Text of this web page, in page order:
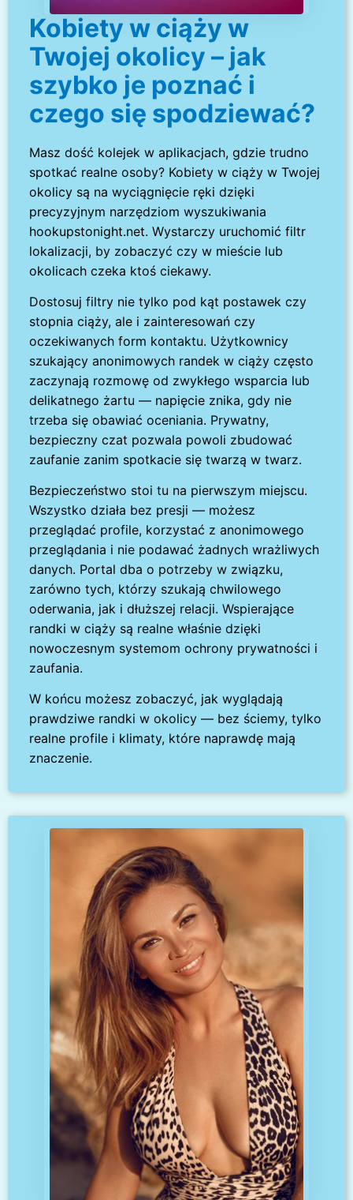
Kobiety w ciąży w
Twojej okolicy – jak
szybko je poznać i
czego się spodziewać?
Masz dość kolejek w aplikacjach, gdzie trudno
spotkać realne osoby? Kobiety w ciąży w Twojej
okolicy są na wyciągnięcie ręki dzięki
precyzyjnym narzędziom wyszukiwania
hookupstonight.net. Wystarczy uruchomić filtr
lokalizacji, by zobaczyć czy w mieście lub
okolicach czeka ktoś ciekawy.
Dostosuj filtry nie tylko pod kąt postawek czy
stopnia ciąży, ale i zainteresowań czy
oczekiwanych form kontaktu. Użytkownicy
szukający anonimowych randek w ciąży często
zaczynają rozmowę od zwykłego wsparcia lub
delikatnego żartu — napięcie znika, gdy nie
trzeba się obawiać oceniania. Prywatny,
bezpieczny czat pozwala powoli zbudować
zaufanie zanim spotkacie się twarzą w twarz.
Bezpieczeństwo stoi tu na pierwszym miejscu.
Wszystko działa bez presji — możesz
przeglądać profile, korzystać z anonimowego
przeglądania i nie podawać żadnych wrażliwych
danych. Portal dba o potrzeby w związku,
zarówno tych, którzy szukają chwilowego
oderwania, jak i dłuższej relacji. Wspierające
randki w ciąży są realne właśnie dzięki
nowoczesnym systemom ochrony prywatności i
zaufania.
W końcu możesz zobaczyć, jak wyglądają
prawdziwe randki w okolicy — bez ściemy, tylko
realne profile i klimaty, które naprawdę mają
znaczenie.